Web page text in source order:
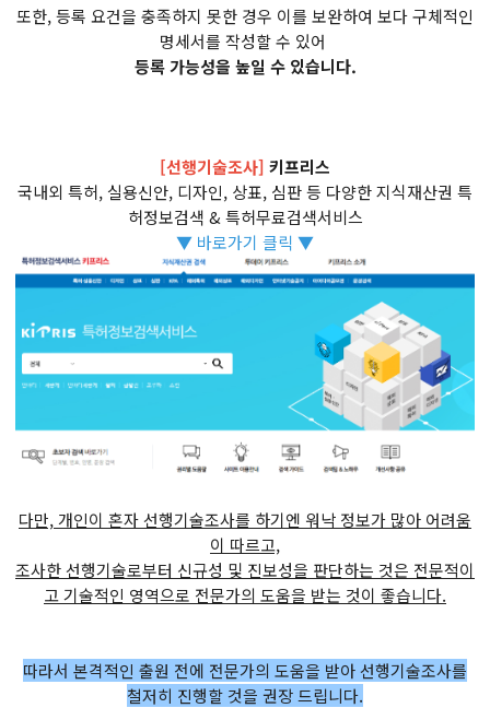
또한, 등록 요건을 충족하지 못한 경우 이를 보완하여 보다 구체적인
명세서를 작성할 수 있어
등록 가능성을 높일 수 있습니다.
[선행기술조사] 키프리스
국내외 특허, 실용신안, 디자인, 상표, 심판 등 다양한 지식재산권 특
허정보검색 & 특허무료검색서비스
▼ 바로가기 클릭 ▼
다만, 개인이 혼자 선행기술조사를 하기엔 워낙 정보가 많아 어려움
이 따르고,
조사한 선행기술로부터 신규성 및 진보성을 판단하는 것은 전문적이
고 기술적인 영역으로 전문가의 도움을 받는 것이 좋습니다.
따라서 본격적인 출원 전에 전문가의 도움을 받아 선행기술조사를
철저히 진행할 것을 권장 드립니다.